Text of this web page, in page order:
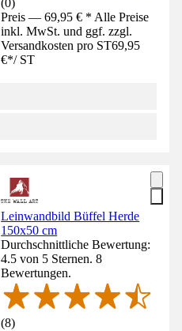
Preis — 69,95 € * Alle Preise
inkl. MwSt. und ggf. zzgl.
Versandkosten pro ST69,95
€*/ ST
Leinwandbild Büffel Herde
150x50 cm
Durchschnittliche Bewertung:
4.5 von 5 Sternen. 8
Bewertungen.
(8)